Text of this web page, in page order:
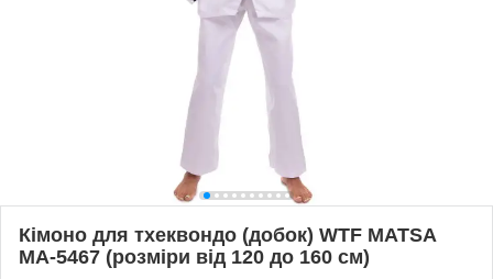
Кімоно для тхеквондо (добок) WTF MATSA
MA-5467 (розміри від 120 до 160 см)